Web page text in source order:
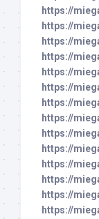
https://
https://
https://
https://
https://
https://
https://
https://
https://
https://
https://
https://
https://
https://